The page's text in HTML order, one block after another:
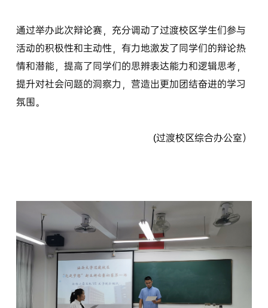
通过举办此次辩论赛，充分调动了过渡校区学生们参与
活动的积极性和主动性，有力地激发了同学们的辩论热
情和潜能，提高了同学们的思辨表达能力和逻辑思考，
提升对社会问题的洞察力，营造出更加团结奋进的学习
氛围。
(过渡校区综合办公室）